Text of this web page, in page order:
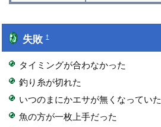
失敗†
タイミングが合わなかった
釣り糸が切れた
いつのまにかエサが無くなっていた
魚の方が一枚上手だった